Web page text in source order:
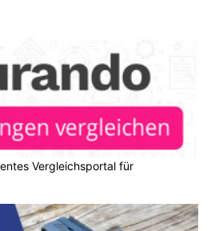
Vergleichsportal für